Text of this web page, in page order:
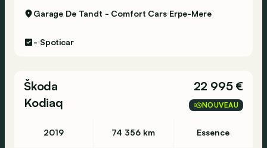
Garage De Tandt - Comfort Cars Erpe-Mere
- Spoticar
Škoda
Kodiaq
22 995 €
NOUVEAU
2019 74 356 km Essence